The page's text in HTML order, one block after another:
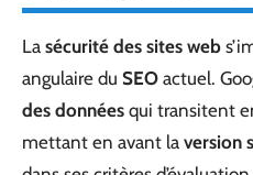
La sécurité des sites web
angulaire du SEO actuel.
des données qui transitent
mettant en avant la version